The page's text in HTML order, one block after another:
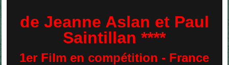
de Jeanne Aslan et Paul
Saintillan ****
1er Film en compétition - France